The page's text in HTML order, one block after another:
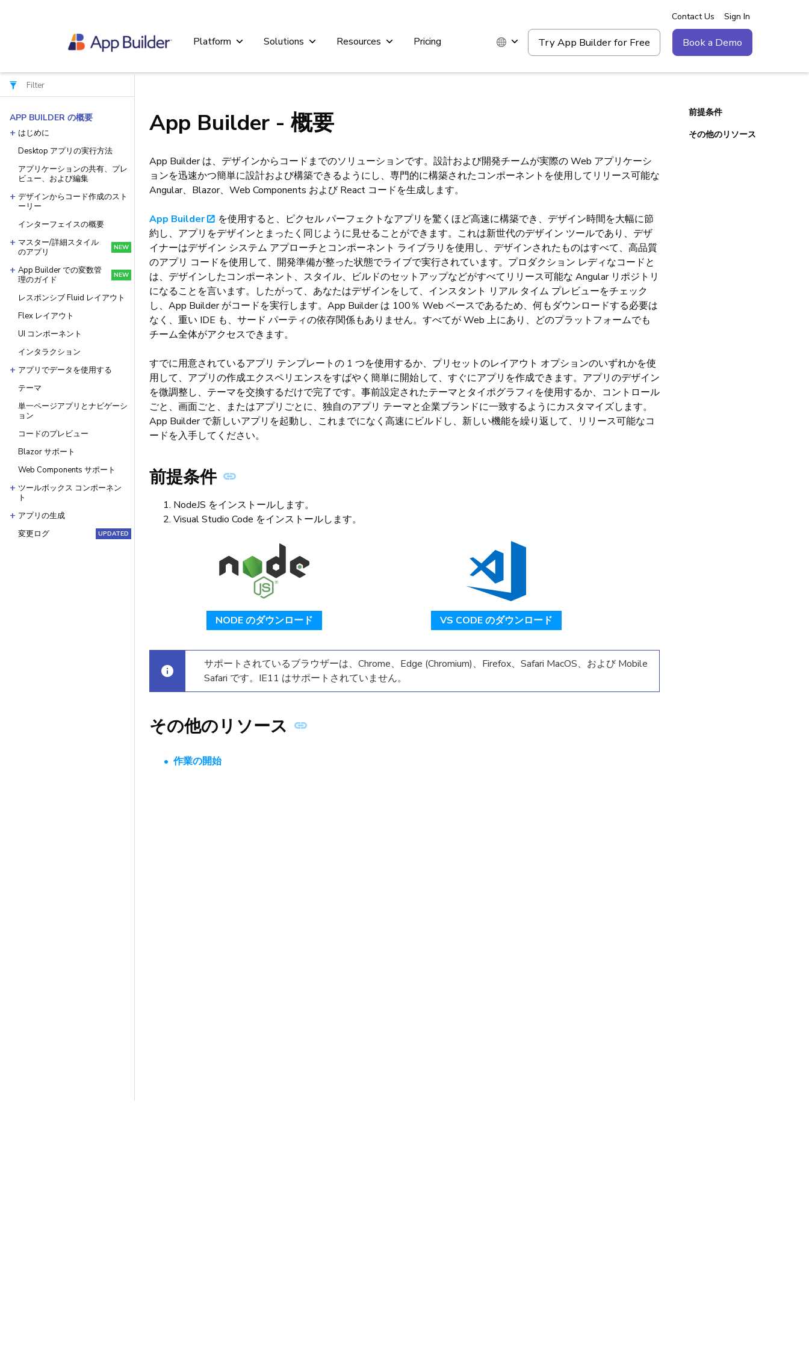
Platform Solutions Resources Pricing Book a Demo
Try App Builder for Free
Contact Us Sign In
APP BUILDER の概要
はじめに
Desktop アプリの実行方法
アプリケーションの共有、プレ
ビュー、および編集
デザインからコード作成のスト
ーリー
インターフェイスの概要
マスター/詳細スタイル
のアプリ
NEW
App Builder での変数管
理のガイド
NEW
レスポンシブ Fluid レイアウト
Flex レイアウト
UI コンポーネント
インタラクション
アプリでデータを使用する
テーマ
単一ページアプリとナビゲーシ
ョン
コードのプレビュー
Blazor サポート
Web Components サポート
ツールボックス コンポーネン
ト
アプリの生成
変更ログ
UPDATED
App Builder - 概要
App Builder は、デザインからコードまでのソリューションです。設計および開発チームが実際の Web アプリケーシ
ョンを迅速かつ簡単に設計および構築できるようにし、専門的に構築されたコンポーネントを使用してリリース可能な
Angular、Blazor、Web Components および React コードを生成します。
App Builder
を使用すると、ピクセル パーフェクトなアプリを驚くほど高速に構築でき、デザイン時間を大幅に節
約し、アプリをデザインとまったく同じように見せることができます。これは新世代のデザイン ツールであり、デザ
イナーはデザイン システム アプローチとコンポーネント ライブラリを使用し、デザインされたものはすべて、高品質
のアプリ コードを使用して、開発準備が整った状態でライブで実行されています。プロダクション レディなコードと
は、デザインしたコンポーネント、スタイル、ビルドのセットアップなどがすべてリリース可能な Angular リポジトリ
になることを言います。したがって、あなたはデザインをして、インスタント リアル タイム プレビューをチェック
し、App Builder がコードを実行します。App Builder は 100％ Web ベースであるため、何もダウンロードする必要は
なく、重い IDE も、サード パーティの依存関係もありません。すべてが Web 上にあり、どのプラットフォームでも
チーム全体がアクセスできます。
すでに用意されているアプリ テンプレートの 1 つを使用するか、プリセットのレイアウト オプションのいずれかを使
用して、アプリの作成エクスペリエンスをすばやく簡単に開始して、すぐにアプリを作成できます。アプリのデザイン
を微調整し、テーマを交換するだけで完了です。事前設定されたテーマとタイポグラフィを使用するか、コントロール
ごと、画面ごと、またはアプリごとに、独自のアプリ テーマと企業ブランドに一致するようにカスタマイズします。
App Builder で新しいアプリを起動し、これまでになく高速にビルドし、新しい機能を繰り返して、リリース可能なコ
ードを入手してください。
前提条件
NodeJS をインストールします。
Visual Studio Code をインストールします。
NODE のダウンロード VS CODE のダウンロード
サポートされているブラウザーは、Chrome、Edge (Chromium)、Firefox、Safari MacOS、および Mobile
Safari です。IE11 はサポートされていません。
その他のリソース
作業の開始
前提条件
その他のリソース